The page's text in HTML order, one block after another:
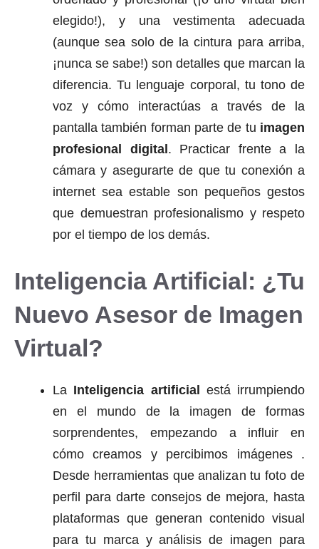
elegido!), y una vestimenta adecuada
(aunque sea solo de la cintura para arriba,
¡nunca se sabe!) son detalles que marcan la
diferencia. Tu lenguaje corporal, tu tono de
voz y cómo interactúas a través de la
pantalla también forman parte de tu imagen
profesional digital . Practicar frente a la
cámara y asegurarte de que tu conexión a
internet sea estable son pequeños gestos
que demuestran profesionalismo y respeto
por el tiempo de los demás.
Inteligencia Artificial: ¿Tu
Nuevo Asesor de Imagen
Virtual?
La Inteligencia artificial
está irrumpiendo
en el mundo de la imagen de formas
sorprendentes, empezando a influir en
cómo creamos y percibimos imágenes .
Desde herramientas que analizan tu foto de
perfil para darte consejos de mejora, hasta
plataformas que generan contenido visual
para tu marca y análisis de imagen para